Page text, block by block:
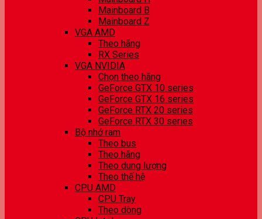
Mainboard B
Mainboard Z
VGA AMD
Theo hãng
RX Series
VGA NVIDIA
Chọn theo hãng
GeForce GTX 10 series
GeForce GTX 16 series
GeForce RTX 20 series
GeForce RTX 30 series
Bộ nhớ ram
Theo bus
Theo hãng
Theo dung lượng
Theo thế hệ
CPU AMD
CPU Tray
Theo dòng